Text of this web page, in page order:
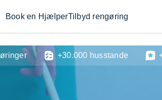
Book en HjælperTilbyd rengøring
+30.000 husstande